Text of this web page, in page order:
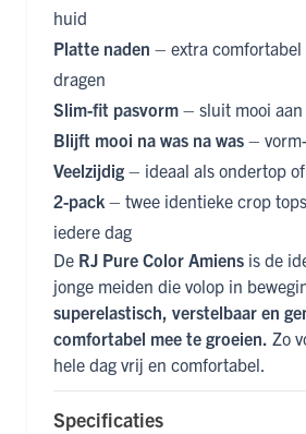
huid
Platte naden – extra
dragen
Slim-fit pasvorm – sluit mooi
Blijft mooi na was na was –
Veelzijdig – ideaal als ondertop
2-pack – twee identieke crop
iedere dag
De RJ Pure Color Amiens is de
jonge meiden die volop in
superelastisch, verstelbaar en
comfortabel mee te groeien. Zo
hele dag vrij en comfortabel.
Specificaties